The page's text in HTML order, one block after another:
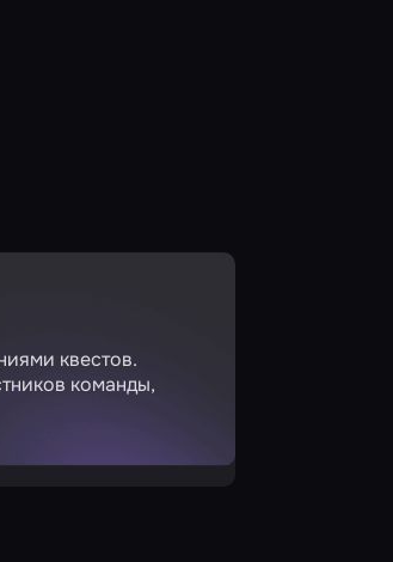
квестов.
команды,